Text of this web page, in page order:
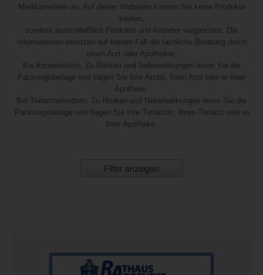
Medikamenten an. Auf dieser Webseite können Sie keine Produkte
kaufen,
sondern ausschließlich Produkte und Anbieter vergleichen. Die
Informationen ersetzen auf keinen Fall die fachliche Beratung durch
einen Arzt oder Apotheker.
Bei Arzneimitteln: Zu Risiken und Nebenwirkungen lesen Sie die
Packungsbeilage und fragen Sie Ihre Ärztin, Ihren Arzt oder in Ihrer
Apotheke.
Bei Tierarzneimitteln: Zu Risiken und Nebenwirkungen lesen Sie die
Packungsbeilage und fragen Sie Ihre Tierärztin, Ihren Tierarzt oder in
Ihrer Apotheke.
Filter anzeigen